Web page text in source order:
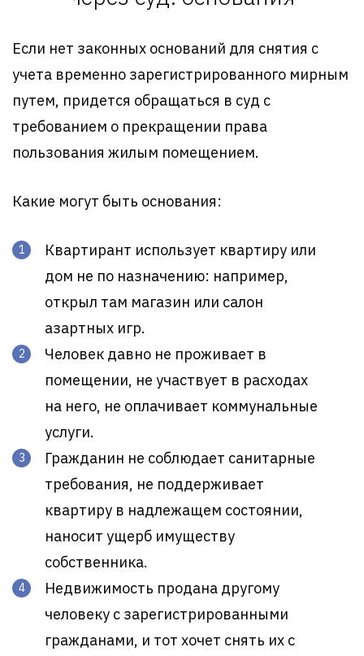
Если нет законных оснований для снятия с
учета временно зарегистрированного мирным
путем, придется обращаться в суд с
требованием о прекращении права
пользования жилым помещением.
Какие могут быть основания:
Квартирант использует квартиру или
дом не по назначению: например,
открыл там магазин или салон
азартных игр.
Человек давно не проживает в
помещении, не участвует в расходах
на него, не оплачивает коммунальные
услуги.
Гражданин не соблюдает санитарные
требования, не поддерживает
квартиру в надлежащем состоянии,
наносит ущерб имуществу
собственника.
Недвижимость продана другому
человеку с зарегистрированными
гражданами, и тот хочет снять их с